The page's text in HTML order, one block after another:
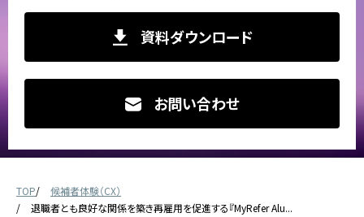
資料ダウンロード
お問い合わせ
TOP
候補者体験（CX）
退職者とも良好な関係を築き再雇用を促進する『MyRefer Alu...